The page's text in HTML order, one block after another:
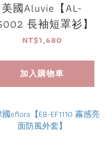
美國Aluvie【AL-
長袖短罩衫】
NT$1,680
加入購物車